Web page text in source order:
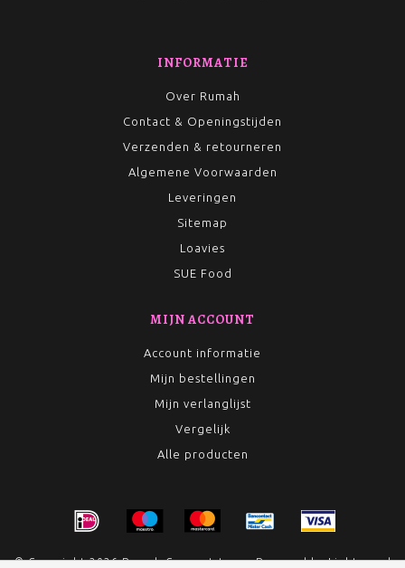
INFORMATIE
Over Rumah
Contact & Openingstijden
Verzenden & retourneren
Algemene Voorwaarden
Leveringen
Sitemap
Loavies
SUE Food
MIJN ACCOUNT
Account informatie
Mijn bestellingen
Mijn verlanglijst
Vergelijk
Alle producten
© Copyright 2026 Rumah Conceptstore - Powered byLightspeed